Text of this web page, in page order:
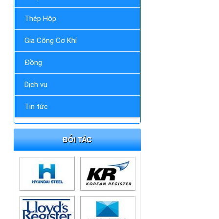
Thép Hộp
Gia Công Cơ Khí
Đồng
Dịch vụ
Tin tức
ĐỐI TÁC